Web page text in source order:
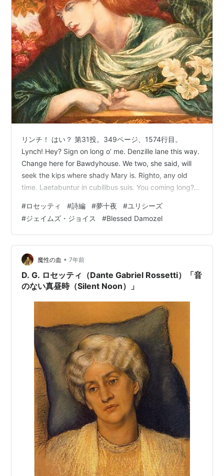
リンチ！ はい？ 第31投。349ページ、1574行目。
Lynch! Hey? Sign on long o’ me. Denzille lane this way.
Change here for Bawdyhouse. We two, she said, will
seek the kips where shady Mary is. Righto, any old
time. Laetabuntur in cubilibus suis. You coming long?
duds?…
#ロセッティ #詩編 #夢十夜 #ユリシーズ
#ジェイムズ・ジョイス #Blessed Damozel
魔性の血 • 7年前
D. G. ロセッティ（Dante Gabriel Rossetti）「音
のない真昼時（Silent Noon）」